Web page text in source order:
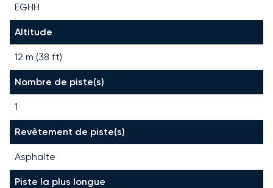
EGHH
Altitude
12 m (38 ft)
Nombre de piste(s)
1
Revêtement de piste(s)
Asphalte
Piste la plus longue